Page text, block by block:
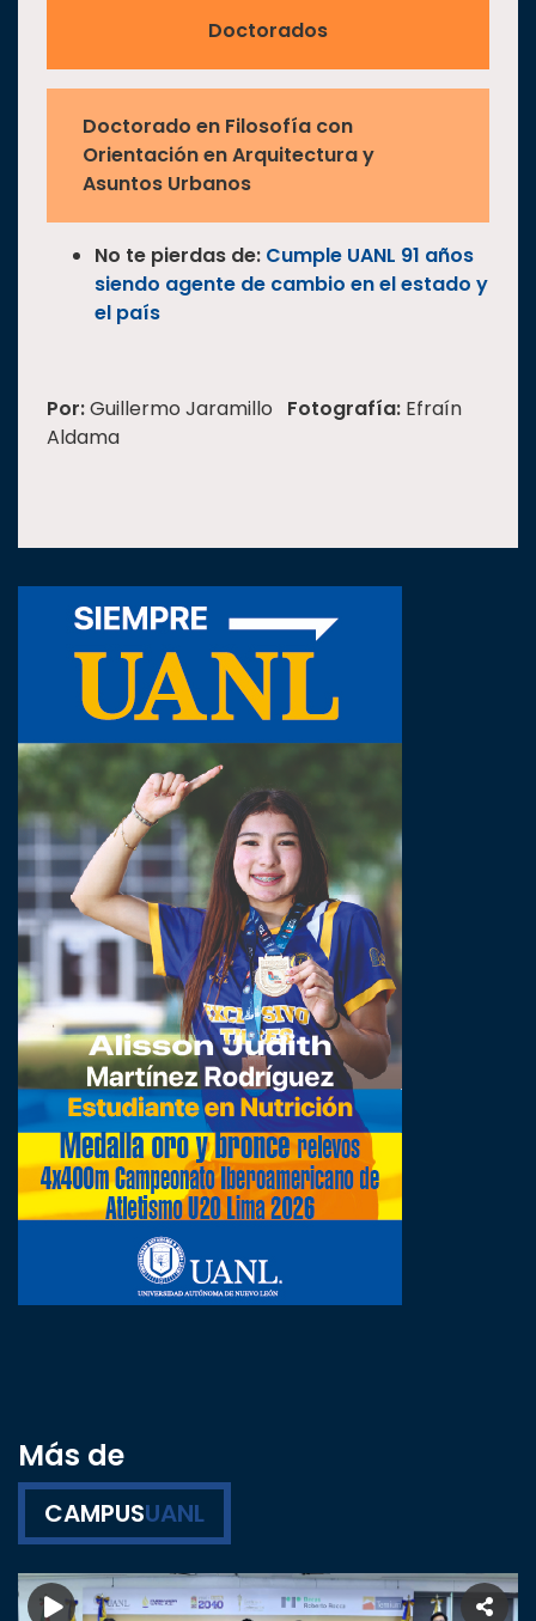
Doctorados
Doctorado en Filosofía con
Orientación en Arquitectura y
Asuntos Urbanos
No te pierdas de: Cumple UANL 91 años
siendo agente de cambio en el estado y
el país
Por:Guillermo Jaramillo Fotografía: Efraín
Aldama
Más de
CAMPUSUANL